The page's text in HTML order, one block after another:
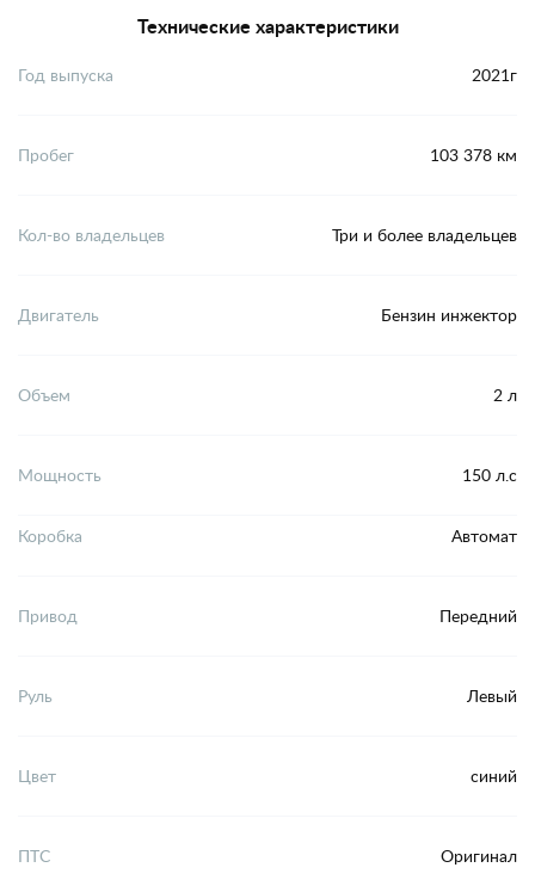
Технические характеристики
Год выпуска 2021г
Пробег 103 378 км
Кол-во владельцев Три и более владельцев
Двигатель Бензин инжектор
Объем 2 л
Мощность 150 л.с
Коробка Автомат
Привод Передний
Руль Левый
Цвет синий
ПТС Оригинал